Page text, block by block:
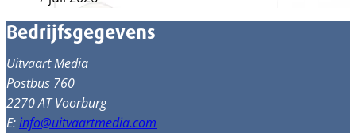
Bedrijfsgegevens
Uitvaart Media
Postbus 760
2270 AT Voorburg
E:info@uitvaartmedia.com